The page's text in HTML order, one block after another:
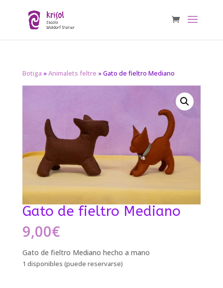
Botiga »Animalets feltre » Gato de fieltro Mediano
Gato de fieltro Mediano
9,00€
Gato de fieltro Mediano hecho a mano
1 disponibles (puede reservarse)